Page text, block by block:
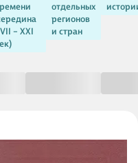
– XXI
отдельных
регионов
и стран